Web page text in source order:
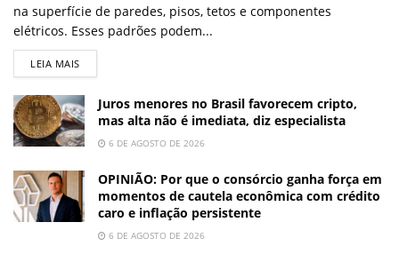
na superfície de paredes, pisos, tetos e componentes
elétricos. Esses padrões podem...
LEIA MAIS
Juros menores no Brasil favorecem cripto,
mas alta não é imediata, diz especialista
6 DE AGOSTO DE 2026
OPINIÃO: Por que o consórcio ganha força em
momentos de cautela econômica com crédito
caro e inflação persistente
6 DE AGOSTO DE 2026